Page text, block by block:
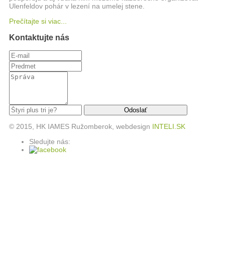
Ulenfeldov pohár v lezení na umelej stene.
Prečítajte si viac...
Kontaktujte nás
© 2015, HK IAMES Ružomberok, webdesign INTELI.SK
Sledujte nás: